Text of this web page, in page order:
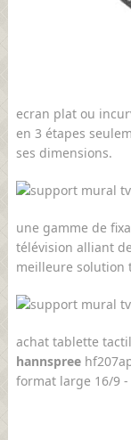
ecran plat ou
en 3 étapes
ses dimensions.
une gamme de
télévision alliant
meilleure solution
achat tablette
hannspree
format large 16/9